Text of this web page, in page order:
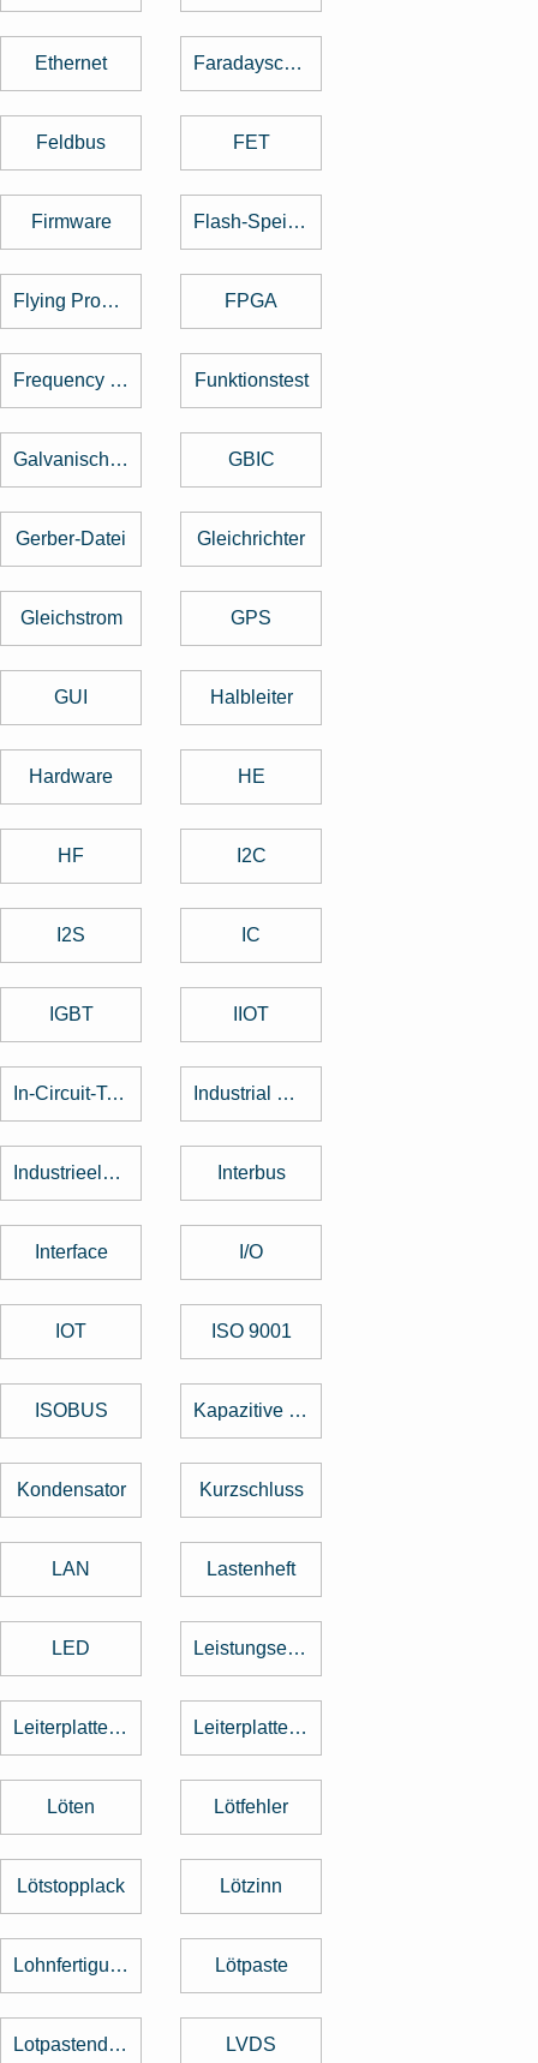
Ethernet Faradayscher Käfig
Feldbus FET
Firmware Flash-Speicher
Flying Probe Test FPGA
Frequency Hopping Funktionstest
Galvanische Trennung GBIC
Gerber-Datei Gleichrichter
Gleichstrom GPS
GUI Halbleiter
Hardware HE
HF I2C
I2S IC
IGBT IIOT
In-Circuit-Test Industrial Design
Industrieelektronik Interbus
Interface I/O
IOT ISO 9001
ISOBUS Kapazitive Tasten
Kondensator Kurzschluss
LAN Lastenheft
LED Leistungselektronik
Leiterplattenbestückung Leiterplattenentflechtung
Löten Lötfehler
Lötstopplack Lötzinn
Lohnfertigung Lötpaste
Lotpastendruck LVDS